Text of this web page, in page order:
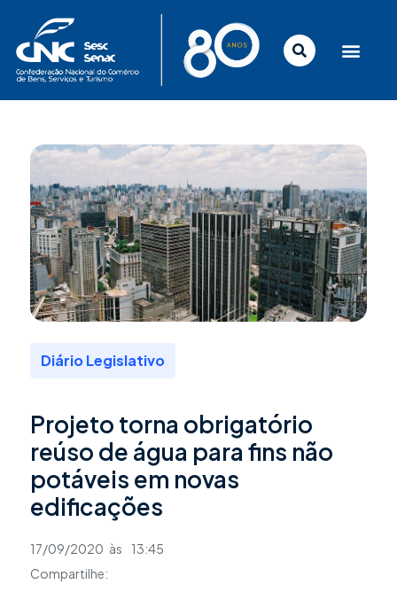
conteúdo
Diário Legislativo
Projeto torna obrigatório
reúso de água para fins não
potáveis em novas
edificações
17/09/2020 às
13:45
Compartilhe: